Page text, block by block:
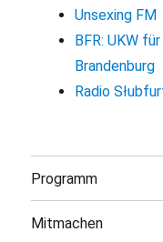
Unsexing FM
BFR: UKW
Brandenburg
Radio
Programm
Mitmachen